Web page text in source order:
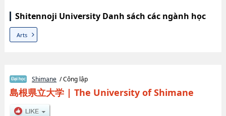
Shitennoji University Danh sách các ngành học
Arts
Shimane / Công lập
島根県立大学| The University of Shimane